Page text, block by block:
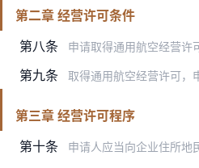
第二章 经营许可条件
第八条
申请取得通用航空经营许
第九条 取得通用航空经营许可，申请人
第三章 经营许可程序
第十条
申请人应当向企业住所地民航地区管理局提出通用航空经营许